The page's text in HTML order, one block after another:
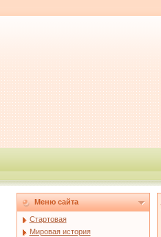
Меню сайта
Стартовая
Мировая история